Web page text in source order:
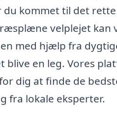
du kommet til det
velplejet kan
med hjælp fra
blive en leg. Vores
dig at finde de
fra lokale eksperter.